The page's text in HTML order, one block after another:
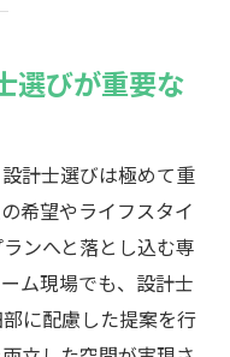
ォーム設計士の特
安心の住まいづく
選びが重要な
計士選びは極めて重
希望やライフスタイ
ンへと落とし込む専
ム現場でも、設計士
に配慮した提案を行